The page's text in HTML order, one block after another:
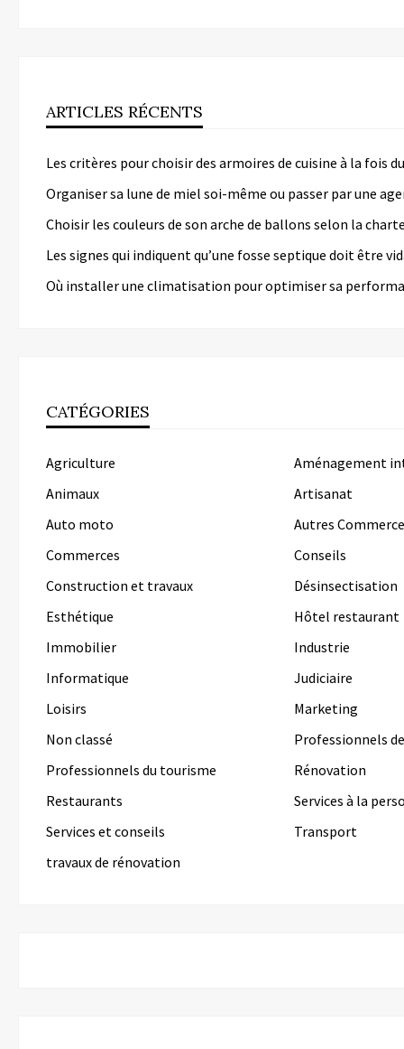
ARTICLES RÉCENTS
Les critères pour choisir des armoires de cuisine à la fois
Organiser sa lune de miel soi-même ou passer par une
Choisir les couleurs de son arche de ballons selon la
Les signes qui indiquent qu’une fosse septique doit être
Où installer une climatisation pour optimiser sa
CATÉGORIES
Agriculture
Aménagement
Animaux
Artisanat
Auto moto
Autres
Commerces
Conseils
Construction et travaux
Désinsectisation
Esthétique
Hôtel restaurant
Immobilier
Industrie
Informatique
Judiciaire
Loisirs
Marketing
Non classé
Professionnels
Professionnels du tourisme
Rénovation
Restaurants
Services à la
Services et conseils
Transport
travaux de rénovation